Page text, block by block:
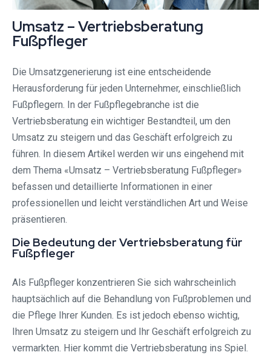
Umsatz – Vertriebsberatung
Fußpfleger
Die Umsatzgenerierung ist eine entscheidende
Herausforderung für jeden Unternehmer, einschließlich
Fußpflegern. In der Fußpflegebranche ist die
Vertriebsberatung ein wichtiger Bestandteil, um den
Umsatz zu steigern und das Geschäft erfolgreich zu
führen. In diesem Artikel werden wir uns eingehend mit
dem Thema «Umsatz – Vertriebsberatung Fußpfleger»
befassen und detaillierte Informationen in einer
professionellen und leicht verständlichen Art und Weise
präsentieren.
Die Bedeutung der Vertriebsberatung für
Fußpfleger
Als Fußpfleger konzentrieren Sie sich wahrscheinlich
hauptsächlich auf die Behandlung von Fußproblemen und
die Pflege Ihrer Kunden. Es ist jedoch ebenso wichtig,
Ihren Umsatz zu steigern und Ihr Geschäft erfolgreich zu
vermarkten. Hier kommt die Vertriebsberatung ins Spiel.